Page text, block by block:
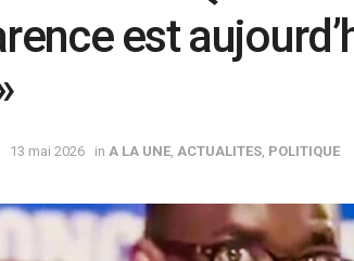
est
13 mai 2026 in A LA UNE ACTUALITES POLITIQUE